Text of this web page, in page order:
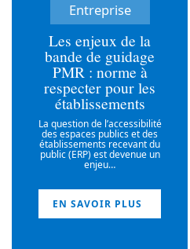
Entreprise
Les enjeux de la
bande de guidage
PMR : norme à
respecter pour les
établissements
La question de l’accessibilité
des espaces publics et des
établissements recevant du
public (ERP) est devenue un
enjeu…
EN SAVOIR PLUS